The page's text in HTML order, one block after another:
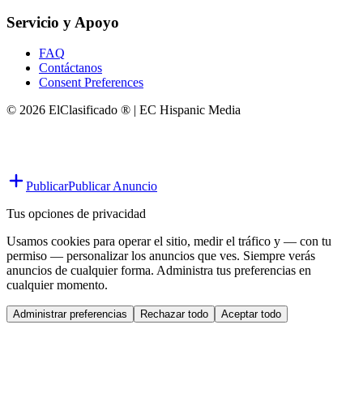
Servicio y Apoyo
FAQ
Contáctanos
Consent Preferences
© 2026 ElClasificado ® | EC Hispanic Media
PublicarPublicar Anuncio
Tus opciones de privacidad
Usamos cookies para operar el sitio, medir el tráfico y — con tu
permiso — personalizar los anuncios que ves. Siempre verás
anuncios de cualquier forma. Administra tus preferencias en
cualquier momento.
Administrar preferencias Rechazar todo Aceptar todo